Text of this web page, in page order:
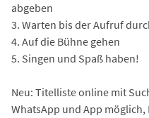
abgeben
3. Warten bis der Aufruf
4. Auf die Bühne gehen
5. Singen und Spaß haben!
Neu: Titelliste online mit
WhatsApp und App